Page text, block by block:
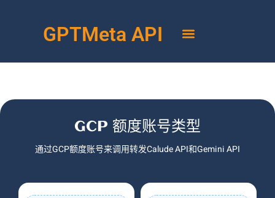
GPTMeta API
GCP 额度账号类型
通过GCP额度账号来调用转发Calude API和Gemini API